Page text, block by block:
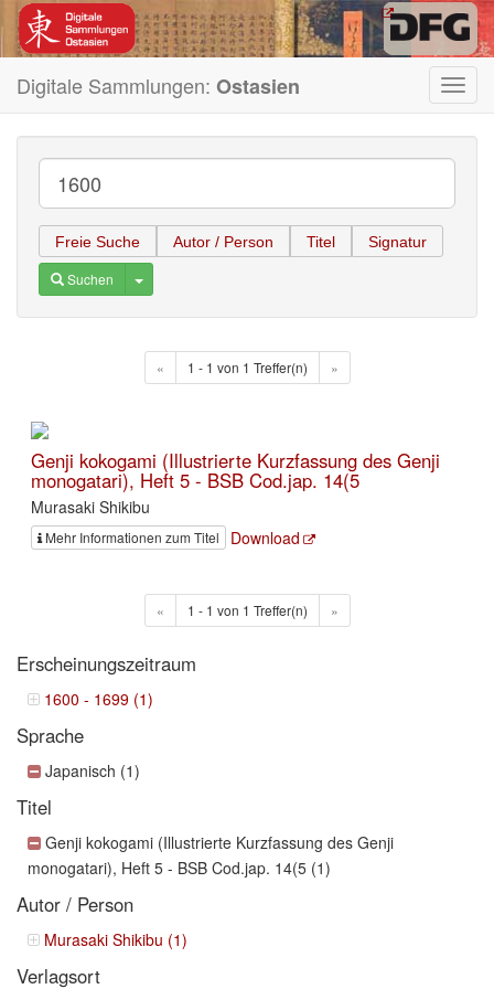
Digitale Sammlungen: Ostasien
Freie Suche Autor / Person Titel Signatur
Suchen Toggle Dropdown
« 1 - 1 von 1 Treffer(n) »
Genji kokogami (Illustrierte Kurzfassung des Genji
monogatari), Heft 5 - BSB Cod.jap. 14(5
Murasaki Shikibu
Mehr Informationen zum Titel Download
« 1 - 1 von 1 Treffer(n) »
Erscheinungszeitraum
1600 - 1699 (1)
Sprache
Japanisch (1)
Titel
Genji kokogami (Illustrierte Kurzfassung des Genji
monogatari), Heft 5 - BSB Cod.jap. 14(5 (1)
Autor / Person
Murasaki Shikibu (1)
Verlagsort